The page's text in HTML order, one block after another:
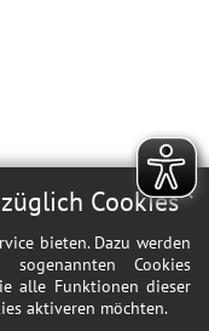
Cookies
bieten. Dazu werden
Cookies
alle Funktionen dieser
aktiveren möchten.
✕